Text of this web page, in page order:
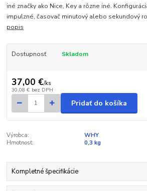
iné značky ako Nice, Key a rôzne iné.
impulzné, časovač minutový alebo sekundový
popis
Dostupnosť Skladom
37,00 €/ks
30,08 € bez DPH
Pridať do košíka
Výrobca:
WHY
Hmotnosť:
0,3 kg
Kompletné špecifikácie